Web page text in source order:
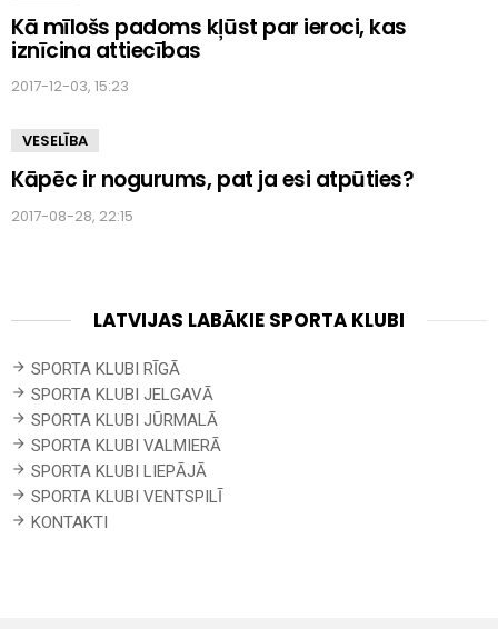
Kā mīlošs padoms kļūst par ieroci, kas
iznīcina attiecības
2017-12-03, 15:23
VESELĪBA
Kāpēc ir nogurums, pat ja esi atpūties?
2017-08-28, 22:15
LATVIJAS LABĀKIE SPORTA KLUBI
SPORTA KLUBI RĪGĀ
SPORTA KLUBI JELGAVĀ
SPORTA KLUBI JŪRMALĀ
SPORTA KLUBI VALMIERĀ
SPORTA KLUBI LIEPĀJĀ
SPORTA KLUBI VENTSPILĪ
KONTAKTI